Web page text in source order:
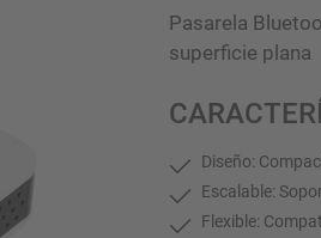
Pasarela
superficie plana
Diseño:
Escalable:
Flexible: